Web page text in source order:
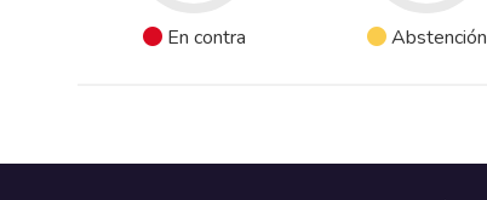
En contra Abstención